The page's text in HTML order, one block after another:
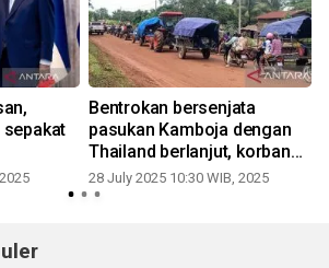
Bentrokan bersenjata
pasukan Kamboja dengan
Thailand berlanjut, korban
tewas 35 orang
28 July 2025 10:30 WIB, 2025